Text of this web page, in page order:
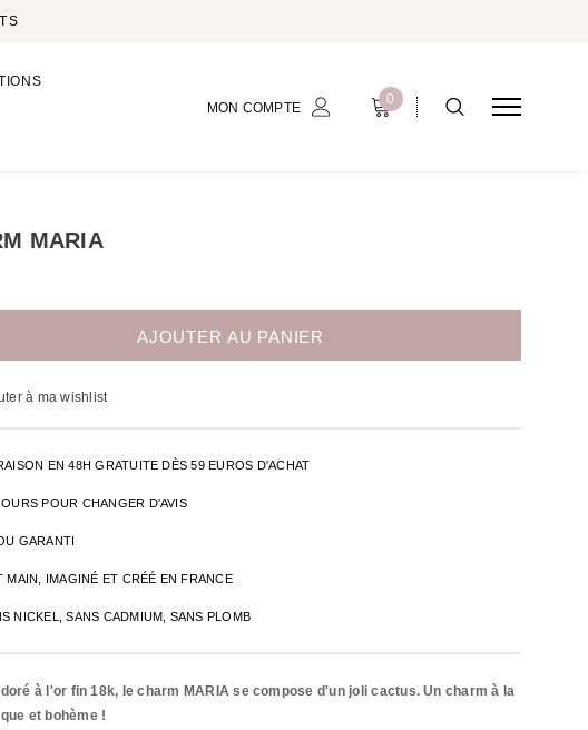
MON COMPTE
0
MARIA
à ma wishlist
EN 48H GRATUITE DÈS 59 EUROS D'ACHAT
POUR CHANGER D'AVIS
GARANTI
MAIN, IMAGINÉ ET CRÉÉ EN FRANCE
NICKEL, SANS CADMIUM, SANS PLOMB
à l'or fin 18k, le charm MARIA se compose d'un joli cactus. Un charm à la
et bohème !